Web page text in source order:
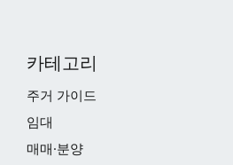
카테고리
주거 가이드
임대
매매·분양